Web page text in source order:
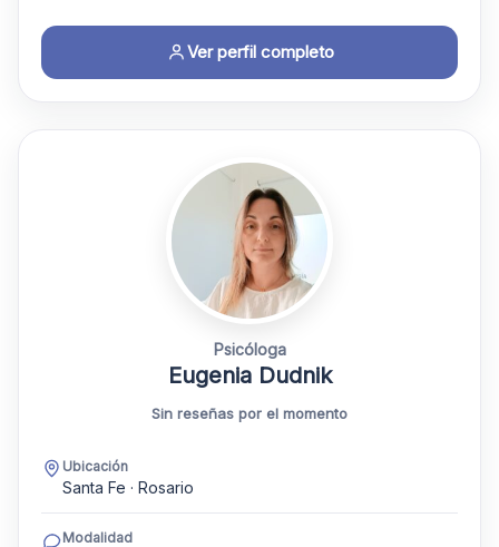
Ver perfil completo
Psicóloga
Eugenia Dudnik
Sin reseñas por el momento
Ubicación
Santa Fe · Rosario
Modalidad